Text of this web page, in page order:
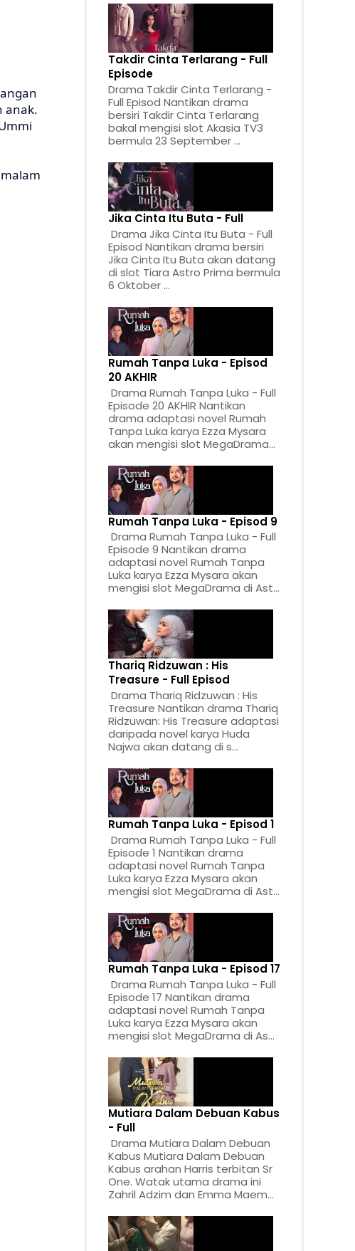
anak.
Takdir Cinta Terlarang - Full
Episode
Drama Takdir Cinta Terlarang -
Full Episod Nantikan drama
bersiri Takdir Cinta Terlarang
bakal mengisi slot Akasia TV3
bermula 23 September ...
Jika Cinta Itu Buta - Full
Drama Jika Cinta Itu Buta - Full
Episod Nantikan drama bersiri
Jika Cinta Itu Buta akan datang
di slot Tiara Astro Prima bermula
6 Oktober ...
Rumah Tanpa Luka - Episod
20 AKHIR
Drama Rumah Tanpa Luka - Full
Episode 20 AKHIR Nantikan
drama adaptasi novel Rumah
Tanpa Luka karya Ezza Mysara
akan mengisi slot MegaDrama...
Rumah Tanpa Luka - Episod 9
Drama Rumah Tanpa Luka - Full
Episode 9 Nantikan drama
adaptasi novel Rumah Tanpa
Luka karya Ezza Mysara akan
mengisi slot MegaDrama di Ast...
Thariq Ridzuwan : His
Treasure - Full Episod
Drama Thariq Ridzuwan : His
Treasure Nantikan drama Thariq
Ridzuwan: His Treasure adaptasi
daripada novel karya Huda
Najwa akan datang di s...
Rumah Tanpa Luka - Episod 1
Drama Rumah Tanpa Luka - Full
Episode 1 Nantikan drama
adaptasi novel Rumah Tanpa
Luka karya Ezza Mysara akan
mengisi slot MegaDrama di Ast...
Rumah Tanpa Luka - Episod 17
Drama Rumah Tanpa Luka - Full
Episode 17 Nantikan drama
adaptasi novel Rumah Tanpa
Luka karya Ezza Mysara akan
mengisi slot MegaDrama di As...
Mutiara Dalam Debuan Kabus
- Full
Drama Mutiara Dalam Debuan
Kabus Mutiara Dalam Debuan
Kabus arahan Harris terbitan Sr
One. Watak utama drama ini
Zahril Adzim dan Emma Maem...